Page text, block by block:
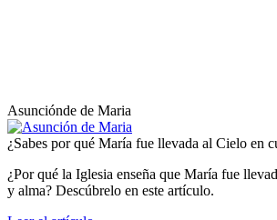
Asunciónde de Maria
¿Sabes por qué María fue llevada al Cielo en
¿Por qué la Iglesia enseña que María fue
y alma? Descúbrelo en este artículo.